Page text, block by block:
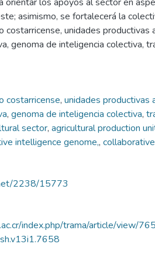
asimismo, se fortalecerá la
costarricense, unidades productivas
genoma de inteligencia colectiva,
costarricense, unidades productivas
, genoma de inteligencia colectiva,
sector, agricultural production
intelligence genome,,
2238/15773
index.php/trama/article/view/